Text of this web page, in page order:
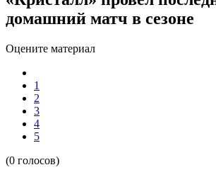
домашний матч в сезоне
Оцените материал
1
2
3
4
5
(0 голосов)